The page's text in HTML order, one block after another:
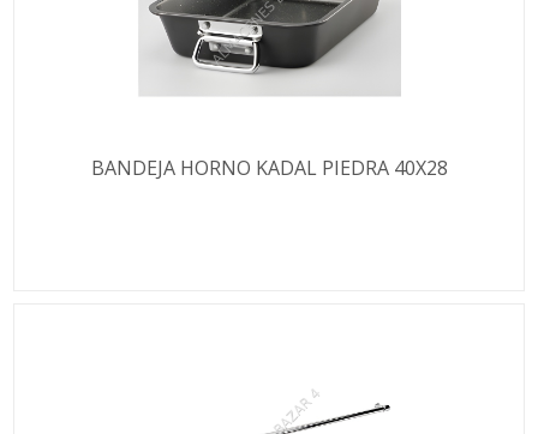
BANDEJA HORNO KADAL PIEDRA 40X28